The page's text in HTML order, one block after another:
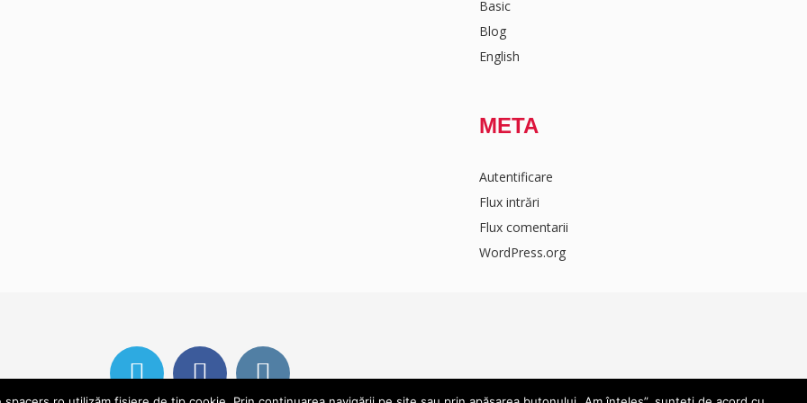
Basic
Blog
English
META
Autentificare
Flux intrări
Flux comentarii
WordPress.org